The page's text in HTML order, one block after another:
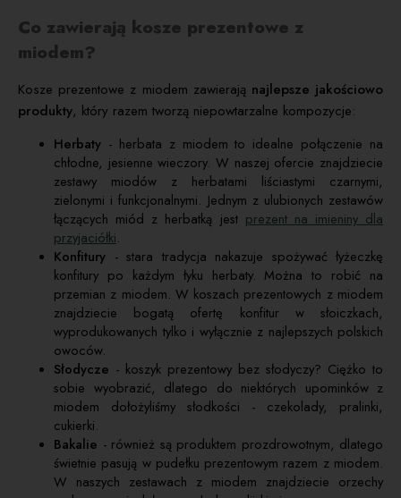
Co zawierają kosze prezentowe z
miodem?
Kosze prezentowe z miodem zawierają najlepsze jakościowo
produkty, który razem tworzą niepowtarzalne kompozycje:
Herbaty - herbata z miodem to idealne połączenie na
chłodne, jesienne wieczory. W naszej ofercie znajdziecie
zestawy miodów z herbatami liściastymi czarnymi,
zielonymi i funkcjonalnymi. Jednym z ulubionych zestawów
łączących miód z herbatką jest prezent na imieniny dla
przyjaciółki.
Konfitury - stara tradycja nakazuje spożywać łyżeczkę
konfitury po każdym łyku herbaty. Można to robić na
przemian z miodem. W koszach prezentowych z miodem
znajdziecie bogatą ofertę konfitur w słoiczkach,
wyprodukowanych tylko i wyłącznie z najlepszych polskich
owoców.
Słodycze - koszyk prezentowy bez słodyczy? Ciężko to
sobie wyobrazić, dlatego do niektórych upominków z
miodem dołożyliśmy słodkości - czekolady, pralinki,
cukierki.
Bakalie - również są produktem prozdrowotnym, dlatego
świetnie pasują w pudełku prezentowym razem z miodem.
W naszych zestawach z miodem znajdziecie orzechy